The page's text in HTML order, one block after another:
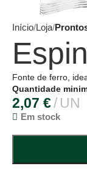
Início Loja
Fonte de ferro,
Quantidade
2,07 € UN
Em stock